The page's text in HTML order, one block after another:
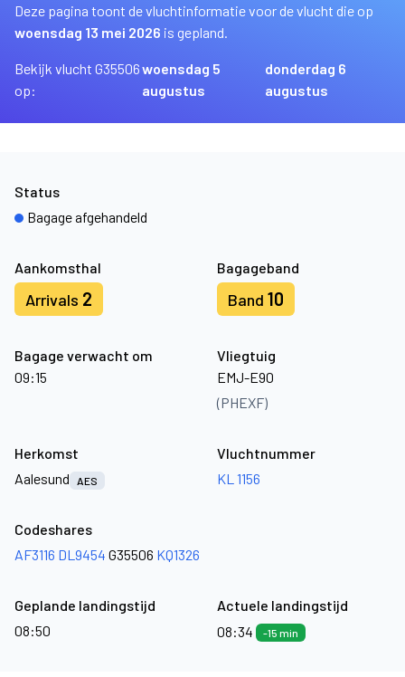
Deze pagina toont de vluchtinformatie voor de vlucht die op
woensdag 13 mei 2026 is gepland.
Bekijk vlucht G35506
op:
woensdag 5
augustus
donderdag 6
augustus
Aankomsthal
Arrivals 2
Bagageband
Band 10
Bagage verwacht om
09:15
Vliegtuig
EMJ-E90
(PHEXF)
Status
Bagage afgehandeld
Herkomst
Aalesund
AES
Vluchtnummer
KL 1156
Codeshares
AF3116 DL9454 G35506 KQ1326
Geplande landingstijd
08:50
Actuele landingstijd
08:34
-15 min